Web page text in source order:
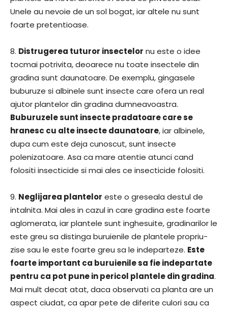
Unele au nevoie de un sol bogat, iar altele nu sunt
foarte pretentioase.
8. Distrugerea tuturor insectelor nu este o idee
tocmai potrivita, deoarece nu toate insectele din
gradina sunt daunatoare. De exemplu, gingasele
buburuze si albinele sunt insecte care ofera un real
ajutor plantelor din gradina dumneavoastra.
Buburuzele sunt insecte pradatoare care se
hranesc cu alte insecte daunatoare, iar albinele,
dupa cum este deja cunoscut, sunt insecte
polenizatoare. Asa ca mare atentie atunci cand
folositi insecticide si mai ales ce insecticide folositi.
9. Neglijarea plantelor este o greseala destul de
intalnita. Mai ales in cazul in care gradina este foarte
aglomerata, iar plantele sunt inghesuite, gradinarilor le
este greu sa distinga buruienile de plantele propriu-
zise sau le este foarte greu sa le indeparteze. Este
foarte important ca buruienile sa fie indepartate
pentru ca pot pune in pericol plantele din gradina.
Mai mult decat atat, daca observati ca planta are un
aspect ciudat, ca apar pete de diferite culori sau ca